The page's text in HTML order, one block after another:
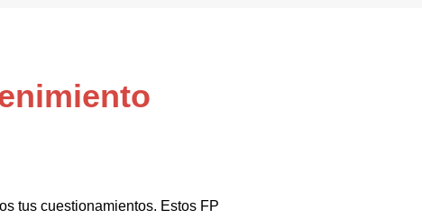
tus cuestionamientos. Estos FP